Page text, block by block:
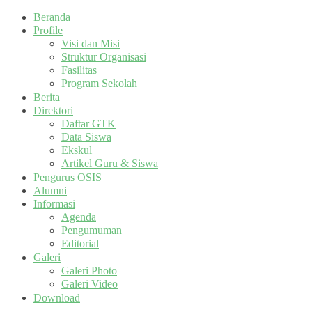
Beranda
Profile
Visi dan Misi
Struktur Organisasi
Fasilitas
Program Sekolah
Berita
Direktori
Daftar GTK
Data Siswa
Ekskul
Artikel Guru & Siswa
Pengurus OSIS
Alumni
Informasi
Agenda
Pengumuman
Editorial
Galeri
Galeri Photo
Galeri Video
Download